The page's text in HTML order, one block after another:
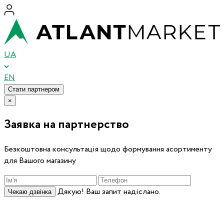
UA
EN
Стати партнером
×
Заявка на партнерство
Безкоштовна консультація щодо формування асортименту
для Вашого магазину
Чекаю дзвінка
Дякую! Ваш запит надіслано.